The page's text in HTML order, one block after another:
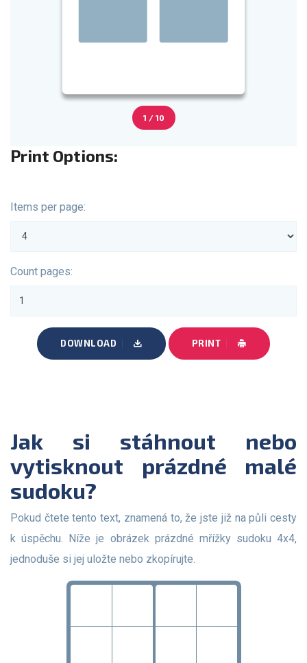
1 / 10
Print Options:
Items per page:
Count pages:
DOWNLOAD PRINT
Jak si stáhnout nebo
vytisknout prázdné malé
sudoku?
Pokud čtete tento text, znamená to, že jste již na půli cesty
k úspěchu. Níže je obrázek prázdné mřížky sudoku 4x4,
jednoduše si jej uložte nebo zkopírujte.